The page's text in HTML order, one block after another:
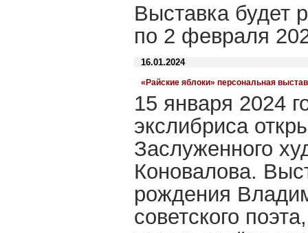
Выставка будет
по 2 февраля
16.01.2024
«Райские яблоки» персональная
15 января 2024
экслибриса
Заслуженного
Коновалова.
рождения
советского